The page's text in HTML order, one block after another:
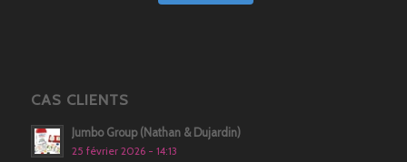
CAS CLIENTS
Jumbo Group (Nathan & Dujardin)
25 février 2026 - 14:13